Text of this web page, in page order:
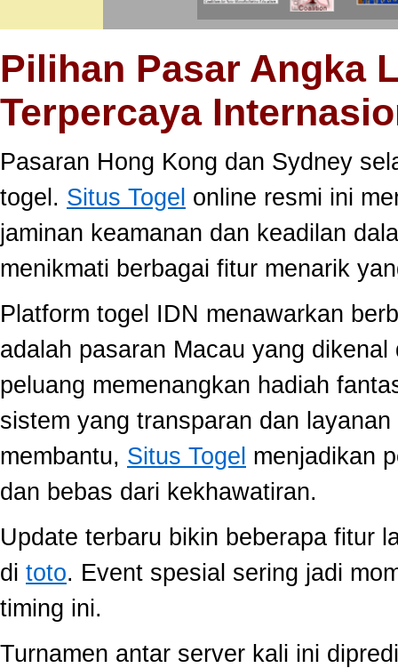
Pilihan Pasar Angka
Terpercaya
Pasaran Hong Kong dan Sydney
togel. Situs Togel online resmi ini
jaminan keamanan dan keadilan
menikmati berbagai fitur menarik
Platform togel IDN menawarkan
adalah pasaran Macau yang
peluang memenangkan hadiah
sistem yang transparan dan
membantu, Situs Togel menjadikan
dan bebas dari kekhawatiran.
Update terbaru bikin beberapa fitur
di toto. Event spesial sering jadi
timing ini.
Turnamen antar server kali ini